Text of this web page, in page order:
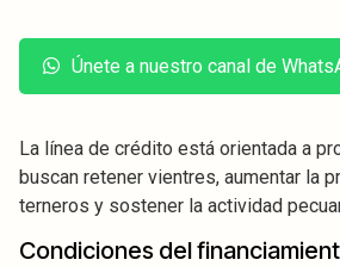
Únete a nuestro canal de
La línea de crédito está orientada a
buscan retener vientres, aumentar la
terneros y sostener la actividad
Condiciones del